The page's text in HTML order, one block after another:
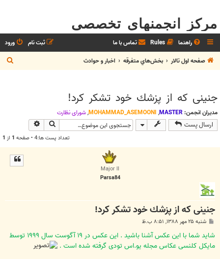
مرکز انجمنهای تخصصی
راهنما Rules تماس با ما ورود
ثبت نام
صفحه اول تالار
بخش‌‌هاي متفرقه اخبار و حوادث
س
جنینی كه از پزشك خود تشكر كرد!
مدیران انجمن: MASTER
,
MOHAMMAD_ASEMOONI
,شوراي نظارت
ارسال پست جستجو
تعداد پست ها:4 • صفحه 1 از 1
Major II
Parsa84
جنینی كه از پزشك خود تشكر كرد!
ت
شنبه ۲۵ مهر ۱۳۸۸, ۸:۵۱ ب.ظ
شاید شما با این عكس آشنا باشید . این عكس در ۱۹ آگوست سال ۱۹۹۹ توسط
مایكل كلنسى عكاس مجله یو.اس تودی گرفته شده است .